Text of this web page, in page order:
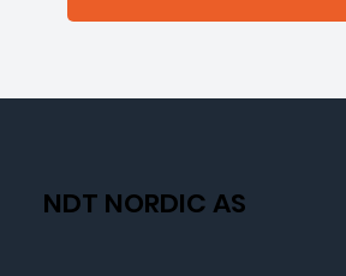
NDT NORDIC AS